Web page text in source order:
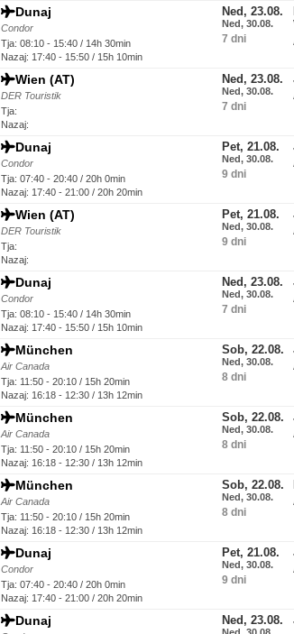
Dunaj
Condor
Tja: 08:10 - 15:40 / 14h 30min
Nazaj: 17:40 - 15:50 / 15h 10min
Ned, 23.08.
Ned, 30.08.
7 dni
Wien (AT)
DER Touristik
Tja:
Nazaj:
Ned, 23.08.
Ned, 30.08.
7 dni
Dunaj
Condor
Tja: 07:40 - 20:40 / 20h 0min
Nazaj: 17:40 - 21:00 / 20h 20min
Pet, 21.08.
Ned, 30.08.
9 dni
Wien (AT)
DER Touristik
Tja:
Nazaj:
Pet, 21.08.
Ned, 30.08.
9 dni
Dunaj
Condor
Tja: 08:10 - 15:40 / 14h 30min
Nazaj: 17:40 - 15:50 / 15h 10min
Ned, 23.08.
Ned, 30.08.
7 dni
München
Air Canada
Tja: 11:50 - 20:10 / 15h 20min
Nazaj: 16:18 - 12:30 / 13h 12min
Sob, 22.08.
Ned, 30.08.
8 dni
München
Air Canada
Tja: 11:50 - 20:10 / 15h 20min
Nazaj: 16:18 - 12:30 / 13h 12min
Sob, 22.08.
Ned, 30.08.
8 dni
München
Air Canada
Tja: 11:50 - 20:10 / 15h 20min
Nazaj: 16:18 - 12:30 / 13h 12min
Sob, 22.08.
Ned, 30.08.
8 dni
Dunaj
Condor
Tja: 07:40 - 20:40 / 20h 0min
Nazaj: 17:40 - 21:00 / 20h 20min
Pet, 21.08.
Ned, 30.08.
9 dni
Dunaj Ned, 23.08.